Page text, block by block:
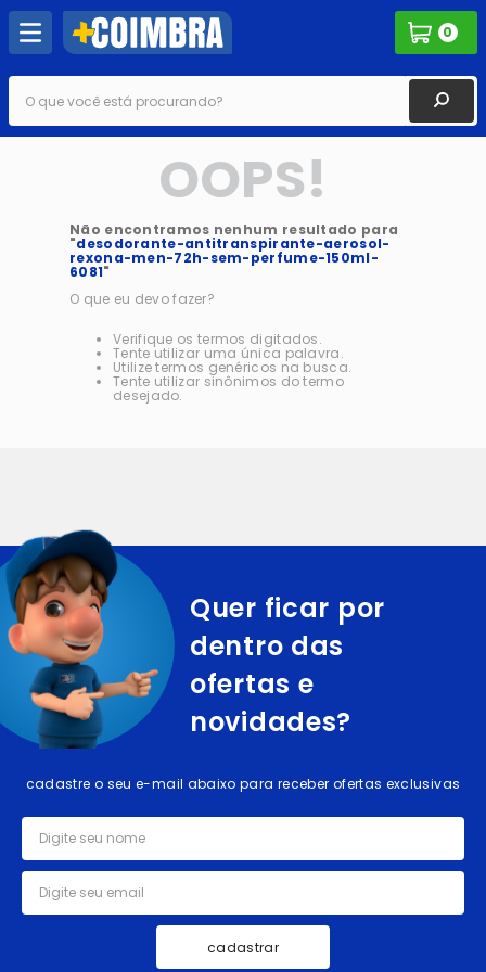
0
O que você está procurando?
OOPS!
Não encontramos nenhum resultado para
"desodorante-antitranspirante-aerosol-
rexona-men-72h-sem-perfume-150ml-
6081"
O que eu devo fazer?
Verifique os termos digitados.
Tente utilizar uma única palavra.
Utilize termos genéricos na busca.
Tente utilizar sinônimos do termo
desejado.
Quer ficar por
dentro das
ofertas e
novidades?
cadastre o seu e-mail abaixo para receber ofertas exclusivas
cadastrar